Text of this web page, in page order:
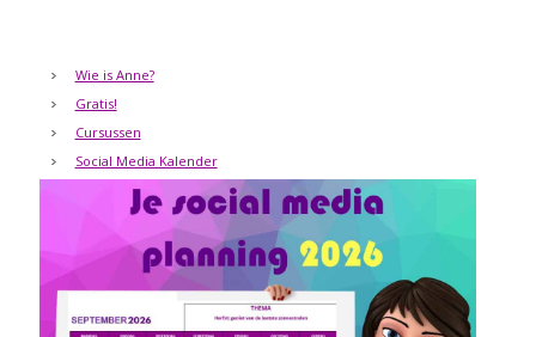
Wie is Anne?
Gratis!
Cursussen
Social Media Kalender